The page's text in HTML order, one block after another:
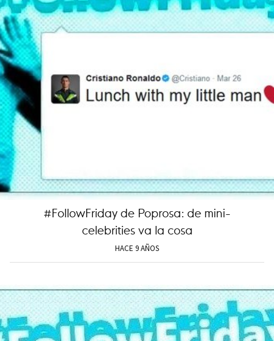
#FollowFriday de Poprosa: de mini-
celebrities va la cosa
HACE 9 AÑOS